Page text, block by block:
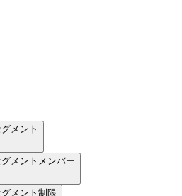
メント
メントメンバー
メント制限